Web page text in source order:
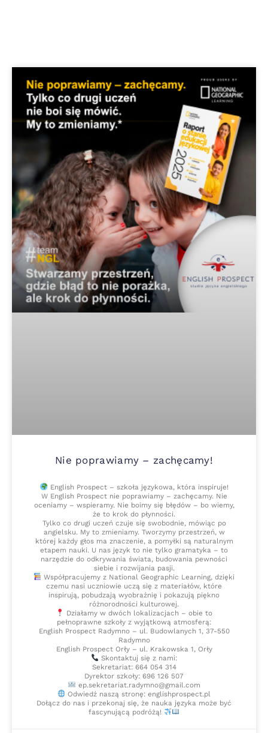
Nie poprawiamy – zachęcamy!
English Prospect – szkoła językowa, która inspiruje!
W English Prospect nie poprawiamy – zachęcamy. Nie
oceniamy – wspieramy. Nie boimy się błędów – bo wiemy,
że to krok do płynności.
Tylko co drugi uczeń czuje się swobodnie, mówiąc po
angielsku. My to zmieniamy. Tworzymy przestrzeń, w
której każdy głos ma znaczenie, a pomyłki są naturalnym
etapem nauki. U nas język to nie tylko gramatyka – to
narzędzie do odkrywania świata, budowania pewności
siebie i rozwijania pasji.
Współpracujemy z National Geographic Learning, dzięki
czemu nasi uczniowie uczą się z materiałów, które
inspirują, pobudzają wyobraźnię i pokazują piękno
różnorodności kulturowej.
Działamy w dwóch lokalizacjach – obie to
pełnoprawne szkoły z wyjątkową atmosferą:
English Prospect Radymno – ul. Budowlanych 1, 37-550
Radymno
English Prospect Orły – ul. Krakowska 1, Orły
Skontaktuj się z nami:
Sekretariat: 664 054 314
Dyrektor szkoły: 696 126 507
ep.sekretariat.radymno@gmail.com
Odwiedź naszą stronę: englishprospect.pl
Dołącz do nas i przekonaj się, że nauka języka może być
fascynującą podróżą!